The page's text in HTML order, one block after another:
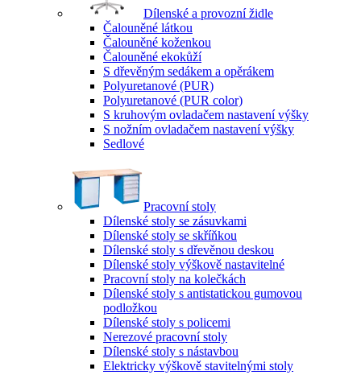
Dílenské a provozní židle
Čalouněné látkou
Čalouněné koženkou
Čalouněné ekokůží
S dřevěným sedákem a opěrákem
Polyuretanové (PUR)
Polyuretanové (PUR color)
S kruhovým ovladačem nastavení výšky
S nožním ovladačem nastavení výšky
Sedlové
Pracovní stoly
Dílenské stoly se zásuvkami
Dílenské stoly se skříňkou
Dílenské stoly s dřevěnou deskou
Dílenské stoly výškově nastavitelné
Pracovní stoly na kolečkách
Dílenské stoly s antistatickou gumovou
podložkou
Dílenské stoly s policemi
Nerezové pracovní stoly
Dílenské stoly s nástavbou
Elektricky výškově stavitelnými stoly